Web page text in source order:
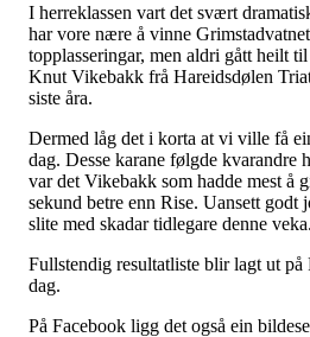
I herreklassen vart det svært
har vore nære å vinne
topplasseringar, men aldri gått heilt
Knut Vikebakk frå Hareidsdølen
siste åra.
Dermed låg det i korta at vi ville få
dag. Desse karane følgde kvarandre
var det Vikebakk som hadde mest å
sekund betre enn Rise. Uansett godt
slite med skadar tidlegare denne veka.
Fullstendig resultatliste blir lagt ut
dag.
På Facebook ligg det også ein